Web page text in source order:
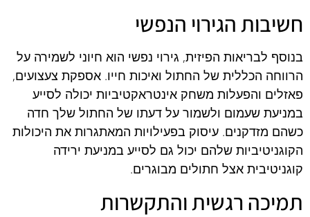
חשיבות הגירוי הנפשי
בנוסף לבריאות הפיזית, גירוי נפשי הוא חיוני לשמירה על
הרווחה הכללית של החתול ואיכות חייו. אספקת צעצועים,
פאזלים והפעלות משחק אינטראקטיביות יכולה לסייע
במניעת שעמום ולשמור על דעתו של החתול שלך חדה
כשהם מזדקנים. עיסוק בפעילויות המאתגרות את היכולות
הקוגניטיביות שלהם יכול גם לסייע במניעת ירידה
קוגניטיבית אצל חתולים מבוגרים.
תמיכה רגשית והתקשרות